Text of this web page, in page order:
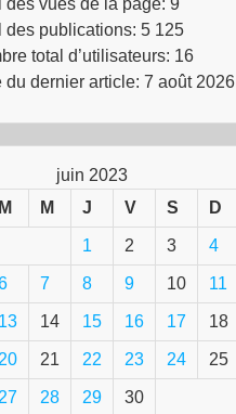
des vues de la page: 9
des publications: 5 125
total d’utilisateurs: 16
du dernier article: 7 août 2026
juin 2023
M M J V S D
1 2 3 4
7 8 9 10 11
13 14 15 16 17 18
20 21 22 23 24 25
27 28 29 30